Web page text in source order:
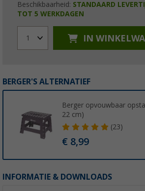
Beschikbaarheid: STANDAARD
TOT 5 WERKDAGEN
1 IN
BERGER'S ALTERNATIEF
Berger opvouwbaar
22 cm)
(23)
€ 8,99
INFORMATIE & DOWNLOADS